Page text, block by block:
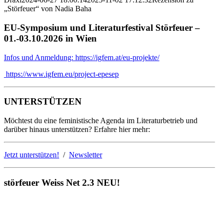
„Störfeuer“ von Nadia Baha
EU-Symposium und Literaturfestival Störfeuer –
01.-03.10.2026 in Wien
Infos und Anmeldung: https://igfem.at/eu-projekte/
https://www.igfem.eu/project-epesep
UNTERSTÜTZEN
Möchtest du eine feministische Agenda im Literaturbetrieb und
darüber hinaus unterstützen? Erfahre hier mehr:
Jetzt unterstützen! / Newsletter
störfeuer Weiss Net 2.3 NEU!